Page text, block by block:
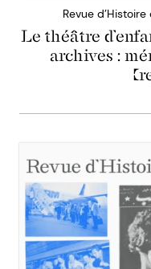
Revue
Le théâtre
archives :